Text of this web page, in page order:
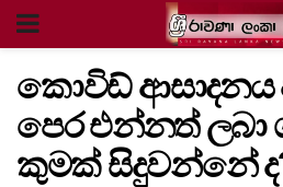
කොවිඩ් ආසාදනය
පෙර එන්නත් ලබා
කුමක් සිදුවන්නේ